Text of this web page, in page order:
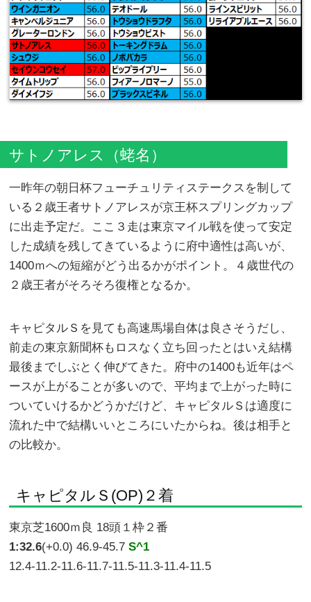
サトノアレス（蛯名）
一昨年の朝日杯フューチュリティステークスを制して
いる２歳王者サトノアレスが京王杯スプリングカップ
に出走予定だ。ここ３走は東京マイル戦を使って安定
した成績を残してきているように府中適性は高いが、
1400ｍへの短縮がどう出るかがポイント。４歳世代の
２歳王者がそろそろ復権となるか。
キャピタルＳを見ても高速馬場自体は良さそうだし、
前走の東京新聞杯もロスなく立ち回ったとはいえ結構
最後までしぶとく伸びてきた。府中の1400も近年はペ
ースが上がることが多いので、平均まで上がった時に
ついていけるかどうかだけど、キャピタルＳは適度に
流れた中で結構いいところにいたからね。後は相手と
の比較か。
キャピタルＳ(OP)２着
東京芝1600ｍ良 18頭１枠２番
1:32.6(+0.0) 46.9-45.7S^1
12.4-11.2-11.6-11.7-11.5-11.3-11.4-11.5